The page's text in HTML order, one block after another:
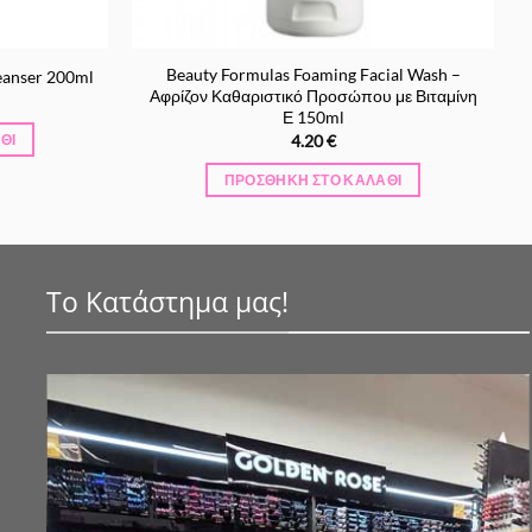
200ml
Beauty Formulas Foaming Facial Wash –
Αφρίζον Καθαριστικό Προσώπου με Βιταμίνη
Ε 150ml
4.20€
ΠΡΟΣΘΉΚΗ ΣΤΟ ΚΑΛΆΘΙ
Το Κατάστημα μας!